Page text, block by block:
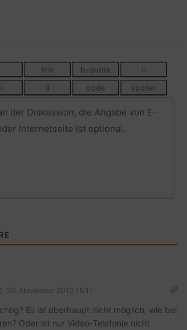
30. November 2010 15:11
Es ist überhaupt nicht möglich, wie bei
Oder ist nur Video-Telefonie nicht